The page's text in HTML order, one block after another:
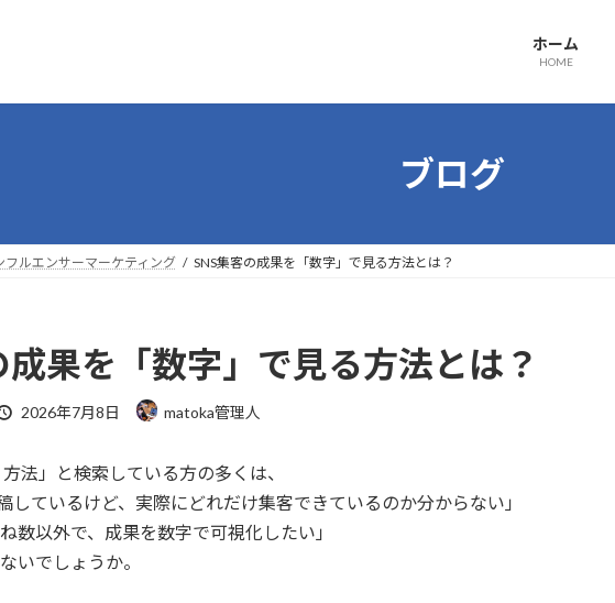
ホーム
HOME
ブログ
フルエンサーマーケティング SNS集客の成果を「数字」で見る方法とは？
成果を「数字」で見る方法とは？
最
新
日
:
2026年7月8日 matoka管理人
方法」と検索している方の多くは、
しているけど、実際にどれだけ集客できているのか分からない」
数以外で、成果を数字で可視化したい」
いでしょうか。